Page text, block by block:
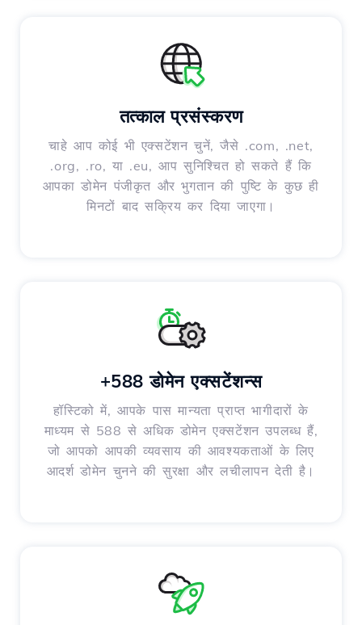
तत्काल प्रसंस्करण
चाहे आप कोई भी एक्सटेंशन चुनें, जैसे .com, .net,
.org, .ro, या .eu, आप सुनिश्चित हो सकते हैं कि
आपका डोमेन पंजीकृत और भुगतान की पुष्टि के कुछ ही
मिनटों बाद सक्रिय कर दिया जाएगा।
+588 डोमेन एक्सटेंशन्स
हॉस्टिको में, आपके पास मान्यता प्राप्त भागीदारों के
माध्यम से 588 से अधिक डोमेन एक्सटेंशन उपलब्ध हैं,
जो आपको आपकी व्यवसाय की आवश्यकताओं के लिए
आदर्श डोमेन चुनने की सुरक्षा और लचीलापन देती है।